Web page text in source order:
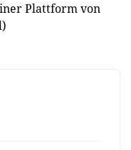
Plattform von